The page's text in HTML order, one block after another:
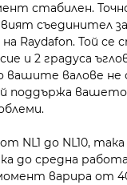
стабилен.
съединител
Raydafon. Той се
и 2 градуса
вашите валове не
поддържа вашето
NL1 до NL10,
до средна
варира от 40